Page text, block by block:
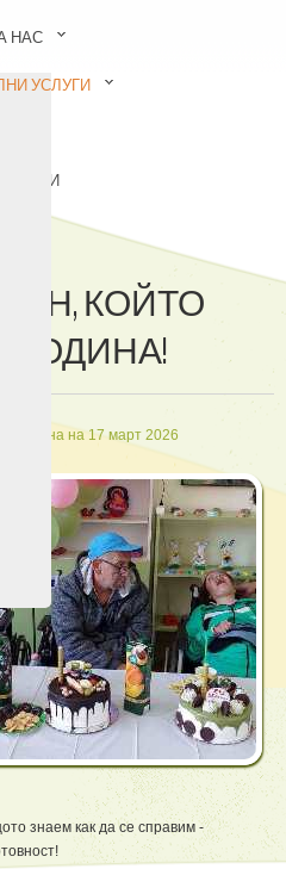
НАС
УСЛУГИ
КОЙТО
ГОДИНА!
на 17 март 2026
знаем как да се справим -